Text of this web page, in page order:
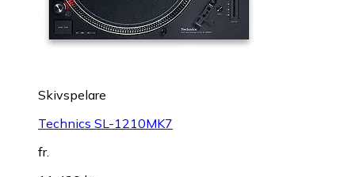
Skivspelare
Technics SL-1210MK7
fr.